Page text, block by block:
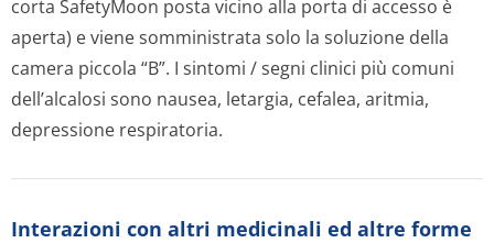
corta SafetyMoon posta vicino alla porta di accesso è
aperta) e viene somministrata solo la soluzione della
camera piccola “B”. I sintomi / segni clinici più comuni
dell’alcalosi sono nausea, letargia, cefalea, aritmia,
depressione respiratoria.
Interazioni con altri medicinali ed altre forme